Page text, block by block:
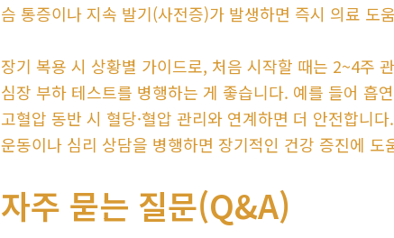
슴 통증이나 지속 발기(사전증)가 발생하면 즉시 의료 도
장기 복용 시 상황별 가이드로, 처음 시작할 때는 2~4주
심장 부하 테스트를 병행하는 게 좋습니다. 예를 들어 흡
고혈압 동반 시 혈당·혈압 관리와 연계하면 더 안전합니
운동이나 심리 상담을 병행하면 장기적인 건강 증진에 도
자주 묻는 질문(Q&A)